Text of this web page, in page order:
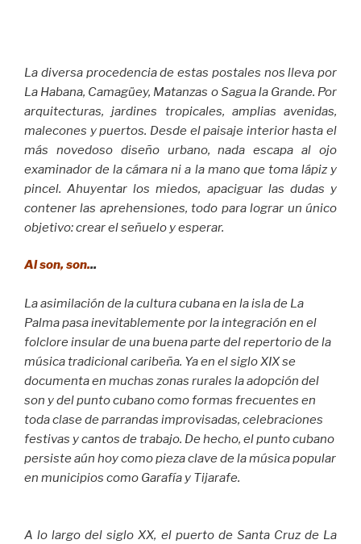
La diversa procedencia de estas postales nos lleva por
La Habana, Camagüey, Matanzas o Sagua la Grande. Por
arquitecturas, jardines tropicales, amplias avenidas,
malecones y puertos. Desde el paisaje interior hasta el
más novedoso diseño urbano, nada escapa al ojo
examinador de la cámara ni a la mano que toma lápiz y
pincel. Ahuyentar los miedos, apaciguar las dudas y
contener las aprehensiones, todo para lograr un único
objetivo: crear el señuelo y esperar.
Al son, son...
La asimilación de la cultura cubana en la isla de La
Palma pasa inevitablemente por la integración en el
folclore insular de una buena parte del repertorio de la
música tradicional caribeña. Ya en el siglo XIX se
documenta en muchas zonas rurales la adopción del
son y del punto cubano como formas frecuentes en
toda clase de parrandas improvisadas, celebraciones
festivas y cantos de trabajo. De hecho, el punto cubano
persiste aún hoy como pieza clave de la música popular
en municipios como Garafía y Tijarafe.
A lo largo del siglo XX, el puerto de Santa Cruz de La